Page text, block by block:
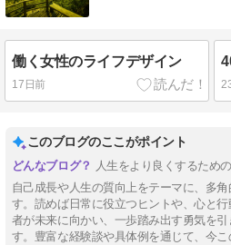
働く女性のライフデザイン
17日前
このブログのここがポイント
人生をより良くするため
自己成長や人生の質向上をテーマに、多
す。読めば日常に役立つヒントや、心と
者が未来に向かい、一歩踏み出す勇気を
す。豊富な経験談や具体例を通じて、今